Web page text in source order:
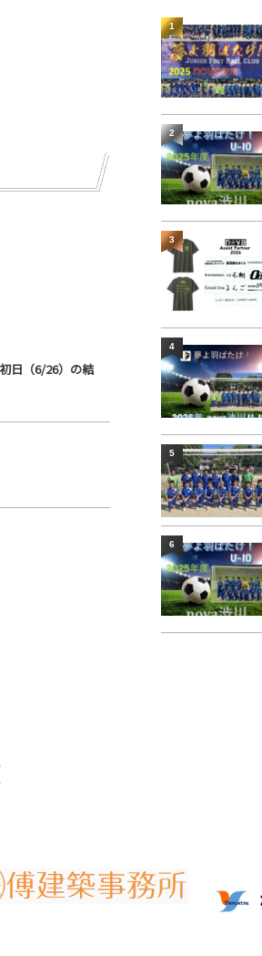
日（6/26）の結
1
2
3
4
5
6